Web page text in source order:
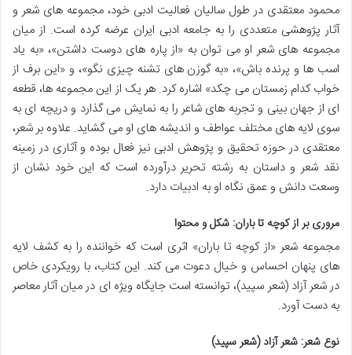
محمود معتقدی در طول سالیان فعالیت ادبی خود، مجموعه های شعر و
آثار پژوهشی متعددی را به جامعه ادبی ایران عرضه کرده است. از میان
مجموعه های شعر او می توان به «از پاره های دوست داشتن»، «به یاد
اسب ها و پرنده باش»، «به گوزن های تشنه چیزی نگو»، و «این برف از
خواب کدام زمستان می چکد» اشاره کرد. هر یک از این مجموعه ها، قطعه
ای از جهان بینی و تجربه های شاعر را به نمایش می گذارد و دریچه ای به
سوی لایه های مختلف عواطف و اندیشه های او می گشاید. علاوه بر شعر،
معتقدی در حوزه تحقیق و پژوهش ادبی نیز فعال بوده و آثاری در زمینه
نقد شعر و داستان به رشته تحریر درآورده است که این خود نشان از
وسعت دانش و عمق نگاه او به ادبیات دارد.
مروری بر از کوچه تا باران: شکل و محتوا
مجموعه شعر «از کوچه تا باران» اثری است که خواننده را به کشف لایه
های پنهان احساس و خیال دعوت می کند. این کتاب، با رویکردی خاص
در شعر آزاد (شعر سپید)، توانسته است جایگاه ویژه ای در میان آثار معاصر
به دست آورد.
نوع شعر: شعر آزاد (شعر سپید)